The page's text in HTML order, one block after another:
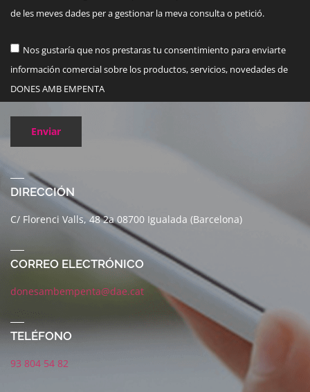
de les meves dades per a gestionar la meva consulta o petició.
Nos gustaría que nos prestaras tu consentimiento para enviarte
información comercial sobre los productos, servicios, novedades de
DONES AMB EMPENTA
Enviar
DIRECCIÓN
C/ Florenci Valls, 48 2a 08700 Igualada (Barcelona)
CORREO ELECTRÓNICO
donesambempenta@dae.cat
TELÉFONO
93 804 54 82